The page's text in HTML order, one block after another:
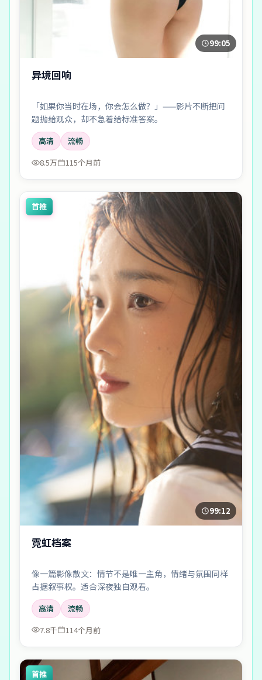
99:05
异境回响
「如果你当时在场，你会怎么做？」——影片不断把问
题抛给观众，却不急着给标准答案。
高清
流畅
8.5万
115个月前
首推
99:12
霓虹档案
像一篇影像散文：情节不是唯一主角，情绪与氛围同样
占据叙事权。适合深夜独自观看。
高清
流畅
7.8千
114个月前
首推